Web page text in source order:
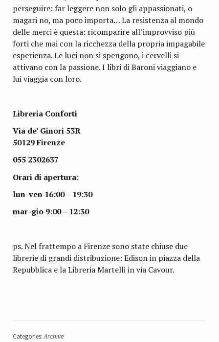
perseguire: far leggere non solo gli appassionati, o
magari no, ma poco importa… La resistenza al mondo
delle merci è questa: ricomparire all’improvviso più
forti che mai con la ricchezza della propria impagabile
esperienza. Le luci non si spengono, i cervelli si
attivano con la passione. I libri di Baroni viaggiano e
lui viaggia con loro.
Libreria Conforti
Via de’ Ginori 53R
50129 Firenze
055 2302637
Orari di apertura:
lun-ven 16:00 – 19:30
mar-gio 9:00 – 12:30
ps. Nel frattempo a Firenze sono state chiuse due
librerie di grandi distribuzione: Edison in piazza della
Repubblica e la Libreria Martelli in via Cavour.
Categories:Archive